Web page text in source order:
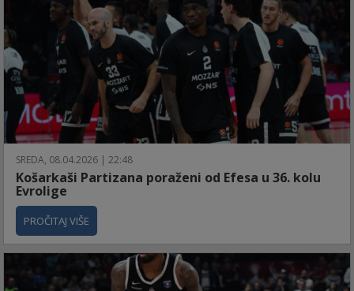
SREDA, 08.04.2026 | 22:48
Košarkaši Partizana poraženi od Efesa u 36. kolu
Evrolige
PROČITAJ VIŠE